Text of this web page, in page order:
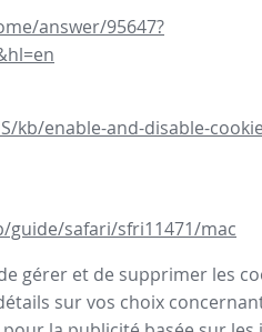
answer/95647?
kb/enable-and-disable-
safari/sfri11471/mac
gérer et de supprimer les
sur vos choix